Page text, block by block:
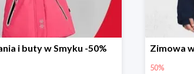
i buty w Smyku -50%
50%